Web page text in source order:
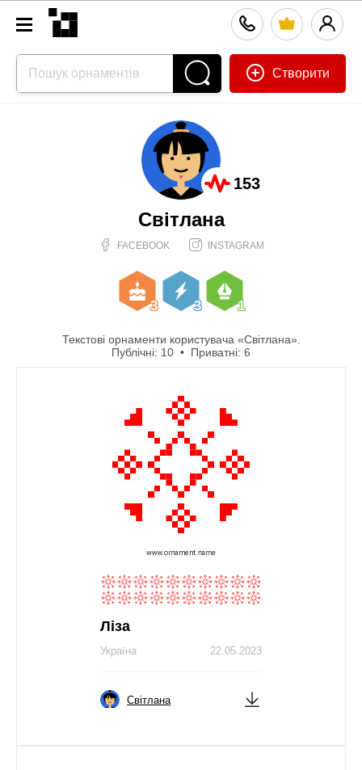
Створити
153
Світлана
FACEBOOK INSTAGRAM
3 3 1
Текстові орнаменти користувача «Світлана».
Публічні: 10 • Приватні: 6
Ліза
22.05.2023
Україна
Світлана